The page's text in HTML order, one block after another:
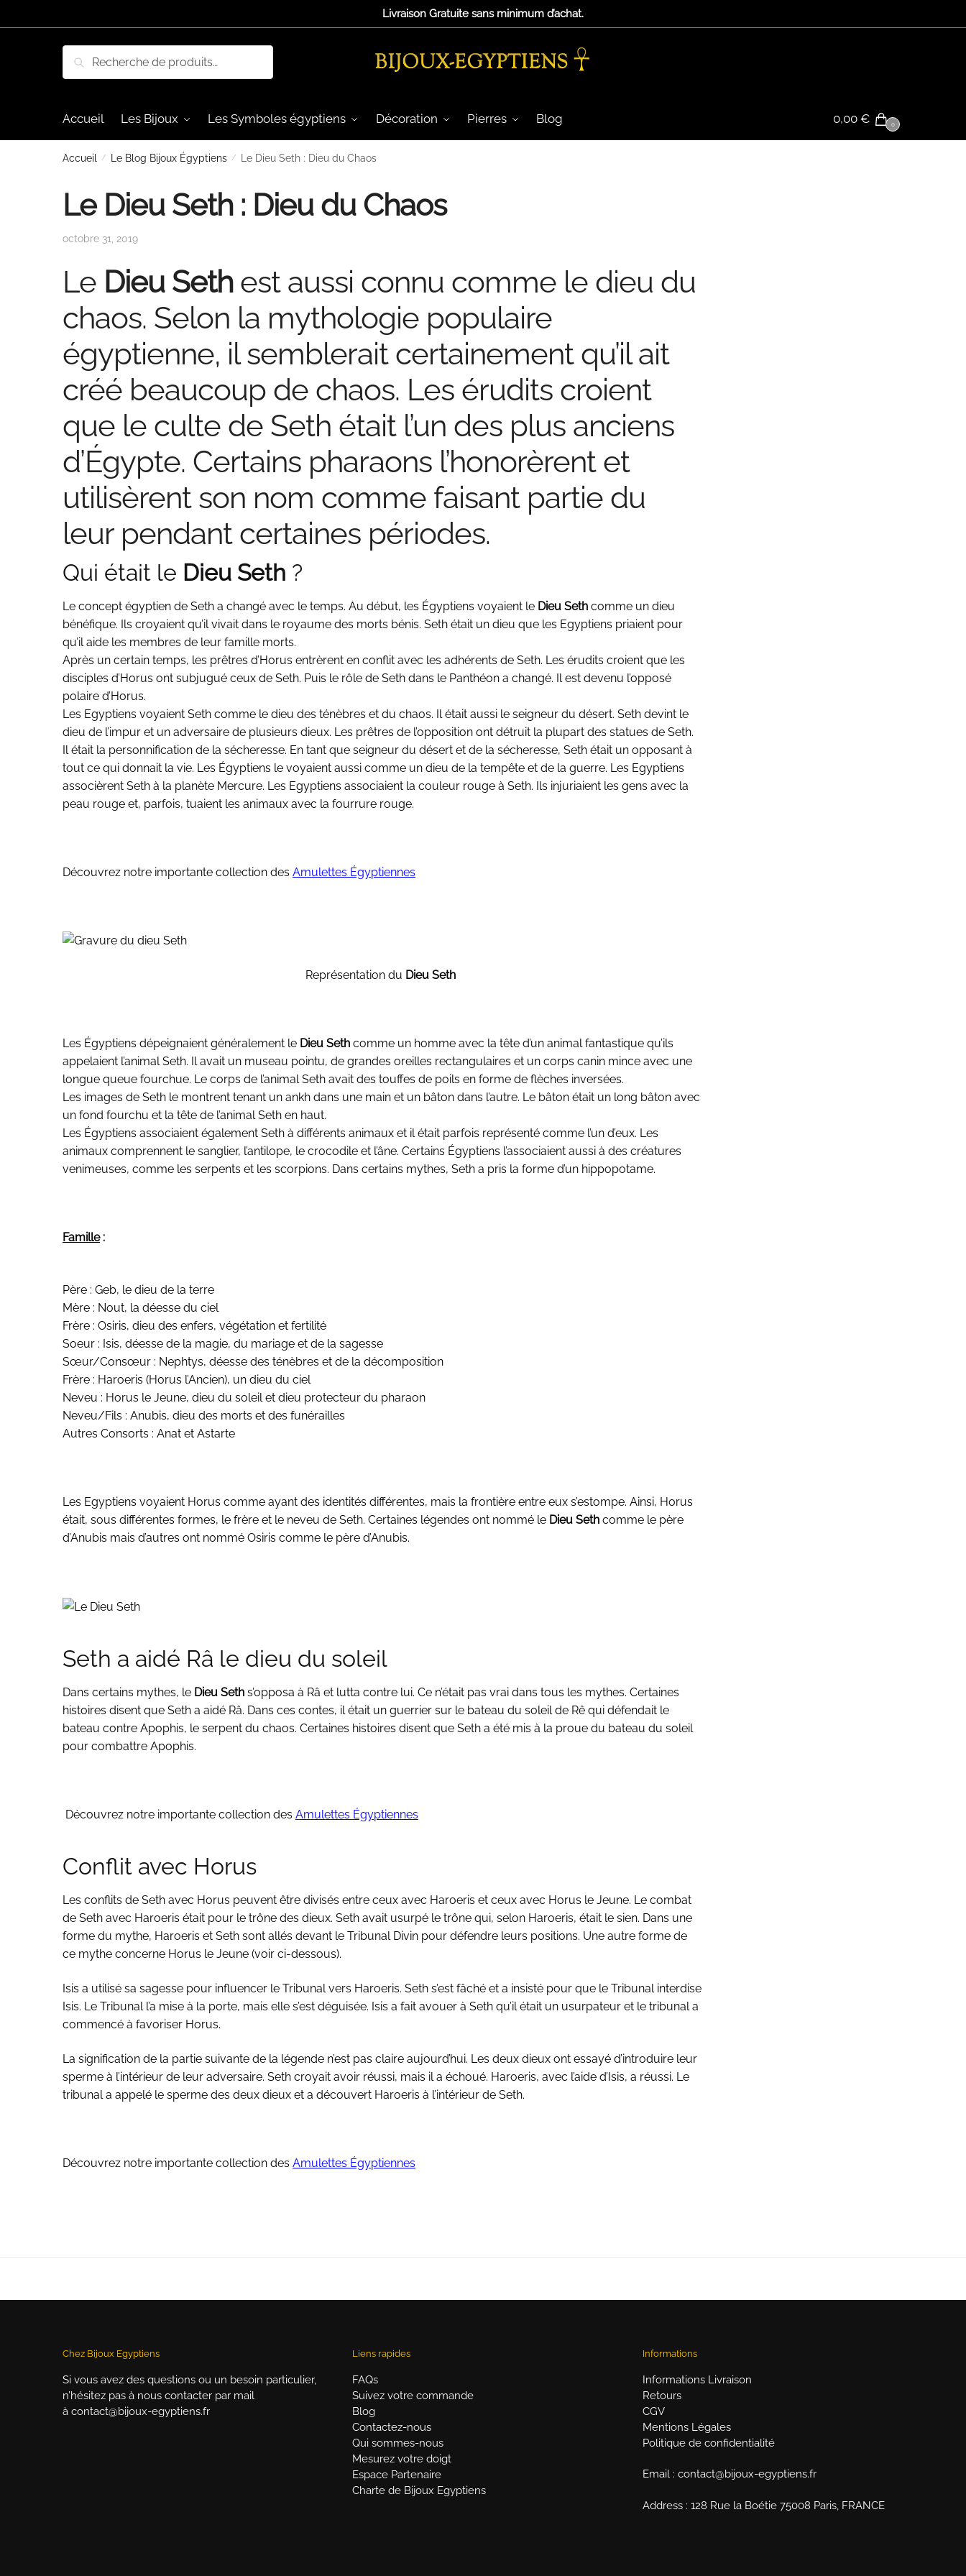
to
to
Livraison Gratuite sans minimum d’achat.
pour :
Recherche
Accueil Les Bijoux Les Symboles égyptiens Décoration Pierres Blog 0,00 € 0
Accueil / Le Blog Bijoux Égyptiens / Le Dieu Seth : Dieu du Chaos
Le Dieu Seth : Dieu du Chaos
octobre 31, 2019
Le Dieu Sethest aussi connu comme le dieu du
chaos. Selon la mythologie populaire
égyptienne, il semblerait certainement qu’il ait
créé beaucoup de chaos. Les érudits croient
que le culte de Seth était l’un des plus anciens
d’Égypte. Certains pharaons l’honorèrent et
utilisèrent son nom comme faisant partie du
leur pendant certaines périodes.
Qui était le Dieu Seth ?
Le concept égyptien de Seth a changé avec le temps. Au début, les Égyptiens voyaient le Dieu Seth comme un dieu
bénéfique. Ils croyaient qu’il vivait dans le royaume des morts bénis. Seth était un dieu que les Egyptiens priaient pour
qu’il aide les membres de leur famille morts.
Après un certain temps, les prêtres d’Horus entrèrent en conflit avec les adhérents de Seth. Les érudits croient que les
disciples d’Horus ont subjugué ceux de Seth. Puis le rôle de Seth dans le Panthéon a changé. Il est devenu l’opposé
polaire d’Horus.
Les Egyptiens voyaient Seth comme le dieu des ténèbres et du chaos. Il était aussi le seigneur du désert. Seth devint le
dieu de l’impur et un adversaire de plusieurs dieux. Les prêtres de l’opposition ont détruit la plupart des statues de Seth.
Il était la personnification de la sécheresse. En tant que seigneur du désert et de la sécheresse, Seth était un opposant à
tout ce qui donnait la vie. Les Égyptiens le voyaient aussi comme un dieu de la tempête et de la guerre. Les Egyptiens
associèrent Seth à la planète Mercure. Les Egyptiens associaient la couleur rouge à Seth. Ils injuriaient les gens avec la
peau rouge et, parfois, tuaient les animaux avec la fourrure rouge.
Découvrez notre importante collection des Amulettes Égyptiennes
Représentation du Dieu Seth
Les Égyptiens dépeignaient généralement le Dieu Seth comme un homme avec la tête d’un animal fantastique qu’ils
appelaient l’animal Seth. Il avait un museau pointu, de grandes oreilles rectangulaires et un corps canin mince avec une
longue queue fourchue. Le corps de l’animal Seth avait des touffes de poils en forme de flèches inversées.
Les images de Seth le montrent tenant un ankh dans une main et un bâton dans l’autre. Le bâton était un long bâton avec
un fond fourchu et la tête de l’animal Seth en haut.
Les Égyptiens associaient également Seth à différents animaux et il était parfois représenté comme l’un d’eux. Les
animaux comprennent le sanglier, l’antilope, le crocodile et l’âne. Certains Égyptiens l’associaient aussi à des créatures
venimeuses, comme les serpents et les scorpions. Dans certains mythes, Seth a pris la forme d’un hippopotame.
Famille:
Père : Geb, le dieu de la terre
Mère : Nout, la déesse du ciel
Frère : Osiris, dieu des enfers, végétation et fertilité
Soeur : Isis, déesse de la magie, du mariage et de la sagesse
Sœur/Consœur : Nephtys, déesse des ténèbres et de la décomposition
Frère : Haroeris (Horus l’Ancien), un dieu du ciel
Neveu : Horus le Jeune, dieu du soleil et dieu protecteur du pharaon
Neveu/Fils : Anubis, dieu des morts et des funérailles
Autres Consorts : Anat et Astarte
Les Egyptiens voyaient Horus comme ayant des identités différentes, mais la frontière entre eux s’estompe. Ainsi, Horus
était, sous différentes formes, le frère et le neveu de Seth. Certaines légendes ont nommé le Dieu Seth comme le père
d’Anubis mais d’autres ont nommé Osiris comme le père d’Anubis.
Seth a aidé Râ le dieu du soleil
Dans certains mythes, le Dieu Seth s’opposa à Râ et lutta contre lui. Ce n’était pas vrai dans tous les mythes. Certaines
histoires disent que Seth a aidé Râ. Dans ces contes, il était un guerrier sur le bateau du soleil de Rê qui défendait le
bateau contre Apophis, le serpent du chaos. Certaines histoires disent que Seth a été mis à la proue du bateau du soleil
pour combattre Apophis.
Découvrez notre importante collection des Amulettes Égyptiennes
Conflit avec Horus
Les conflits de Seth avec Horus peuvent être divisés entre ceux avec Haroeris et ceux avec Horus le Jeune. Le combat
de Seth avec Haroeris était pour le trône des dieux. Seth avait usurpé le trône qui, selon Haroeris, était le sien. Dans une
forme du mythe, Haroeris et Seth sont allés devant le Tribunal Divin pour défendre leurs positions. Une autre forme de
ce mythe concerne Horus le Jeune (voir ci-dessous).
Isis a utilisé sa sagesse pour influencer le Tribunal vers Haroeris. Seth s’est fâché et a insisté pour que le Tribunal interdise
Isis. Le Tribunal l’a mise à la porte, mais elle s’est déguisée. Isis a fait avouer à Seth qu’il était un usurpateur et le tribunal a
commencé à favoriser Horus.
La signification de la partie suivante de la légende n’est pas claire aujourd’hui. Les deux dieux ont essayé d’introduire leur
sperme à l’intérieur de leur adversaire. Seth croyait avoir réussi, mais il a échoué. Haroeris, avec l’aide d’Isis, a réussi. Le
tribunal a appelé le sperme des deux dieux et a découvert Haroeris à l’intérieur de Seth.
Découvrez notre importante collection des Amulettes Égyptiennes
Chez Bijoux Egyptiens
Si vous avez des questions ou un besoin particulier,
n’hésitez pas à nous contacter par mail
à contact@bijoux-egyptiens.fr
Liens rapides
FAQs
Suivez votre commande
Blog
Contactez-nous
Qui sommes-nous
Mesurez votre doigt
Espace Partenaire
Charte de Bijoux Egyptiens
Informations
Informations Livraison
Retours
CGV
Mentions Légales
Politique de confidentialité
Email : contact@bijoux-egyptiens.fr
Address : 128 Rue la Boétie 75008 Paris, FRANCE